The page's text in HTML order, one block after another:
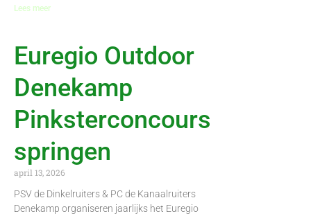
Lees meer
Euregio Outdoor
Denekamp
Pinksterconcours
springen
april 13, 2026
PSV de Dinkelruiters & PC de Kanaalruiters
Denekamp organiseren jaarlijks het Euregio